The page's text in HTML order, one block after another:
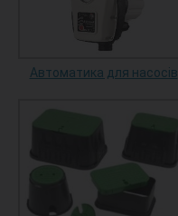
Автоматика для насосів